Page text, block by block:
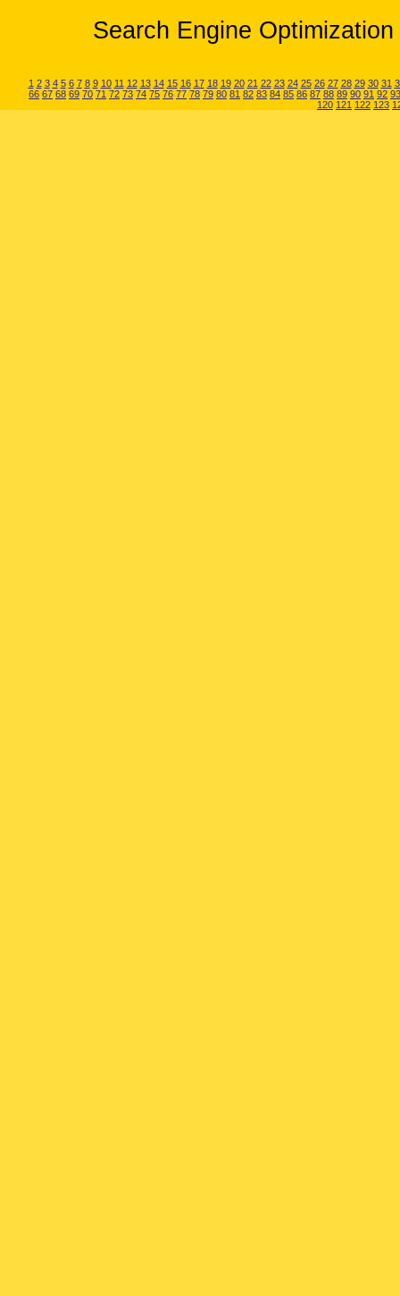
Search Engine
1 2 3 4 5 6 7 8 9 10 11 12 13 14 15 16 17 18 19 20 21 22 23 24 25 26 27 28 29 30 31
66 67 68 69 70 71 72 73 74 75 76 77 78 79 80 81 82 83 84 85 86 87 88 89 90 91 92 93
120 121 122 123